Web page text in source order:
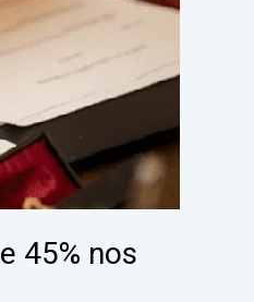
45% nos